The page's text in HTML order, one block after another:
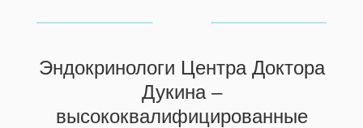
Эндокринологи Центра Доктора
Дукина –
высококвалифицированные